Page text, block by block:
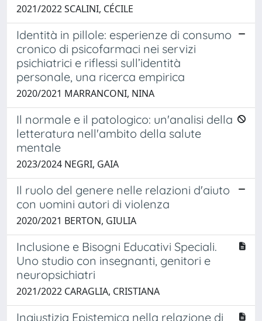
2021/2022 SCALINI, CÉCILE
Identità in pillole: esperienze di consumo
cronico di psicofarmaci nei servizi
psichiatrici e riflessi sull’identità
personale, una ricerca empirica
2020/2021 MARRANCONI, NINA
Il normale e il patologico: un'analisi della
letteratura nell'ambito della salute
mentale
2023/2024 NEGRI, GAIA
Il ruolo del genere nelle relazioni d'aiuto
con uomini autori di violenza
2020/2021 BERTON, GIULIA
Inclusione e Bisogni Educativi Speciali.
Uno studio con insegnanti, genitori e
neuropsichiatri
2021/2022 CARAGLIA, CRISTIANA
Ingiustizia Epistemica nella relazione di